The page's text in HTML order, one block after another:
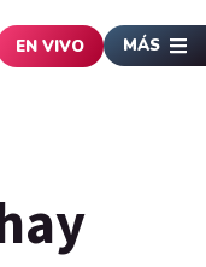
EN VIVO MÁS